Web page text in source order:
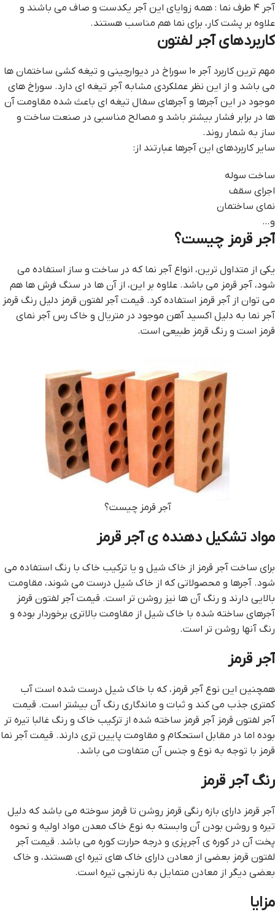
آجر ۴ طرف نما : همه زوایای این آجر یکدست و صاف می باشند و
علاوه بر پشت کار، برای نما هم مناسب هستند.
کاربردهای آجر لفتون
مهم ترین کاربرد آجر ۱۰ سوراخ در دیوارچینی و تیغه کشی ساختمان ها
می باشد و از این نظر عملکردی مشابه آجر تیغه ای دارد. سوراخ های
موجود در این آجرها و آجرهای سفال تیغه ای باعث شده مقاومت آن
ها در برابر فشار بیشتر باشد و مصالح مناسبی در صنعت ساخت و
ساز به شمار روند.
سایر کاربردهای این آجرها عبارتند از:
ساخت سوله
اجرای سقف
نمای ساختمان
و…
آجر قرمز چیست؟
یکی از متداول ترین، انواع آجر نما که در ساخت و ساز استفاده می
شود، آجر قرمز می باشد. علاوه بر این، از آن ها در سنگ فرش ها هم
می توان از آجر قرمز استفاده کرد. قيمت آجر لفتون قرمز دلیل رنگ قرمز
آجر نما به دلیل اکسید آهن موجود در متریال و خاک رس آجر نمای
قرمز است و رنگ قرمز طبیعی است.
آجر قرمز چیست؟
مواد تشکیل دهنده ی آجر قرمز
برای ساخت آجر قرمز از خاک شیل و یا ترکیب خاک با رنگ استفاده می
شود. آجرها و محصولاتی که از خاک شیل درست می شوند، مقاومت
بالایی دارند و رنگ آن ها نیز روشن تر است. قيمت آجر لفتون قرمز
آجرهای ساخته شده با خاک شیل از مقاومت بالاتری برخوردار بوده و
رنگ آنها روشن تر است.
آجر قرمز
همچنین این نوع آجر قرمز، که با خاک شیل درست شده است آب
کمتری جذب می کند و ثبات و ماندگاری رنگ آن بیشتر است. قيمت
آجر لفتون قرمز آجر قرمز ساخته شده از ترکیب خاک و رنگ غالبا تیره تر
بوده اما در مقابل استحکام و مقاومت پایین تری دارند. قیمت آجر نما
قرمز با توجه به نوع و جنس آن متفاوت می باشد.
رنگ آجر قرمز
آجر قرمز دارای بازه رنگی قرمز روشن تا قرمز سوخته می باشد که دلیل
تیره و روشن بودن آن وابسته به نوع خاک معدن مواد اولیه و نحوه
پخت آن در کوره ی آجرپزی و درجه حرارت کوره می باشد. قيمت آجر
لفتون قرمز بعضی از معادن دارای خاک های تیره ای هستند، و خاک
بعضی دیگر از معادن متمایل به نارنجی تیره است.
مزایا